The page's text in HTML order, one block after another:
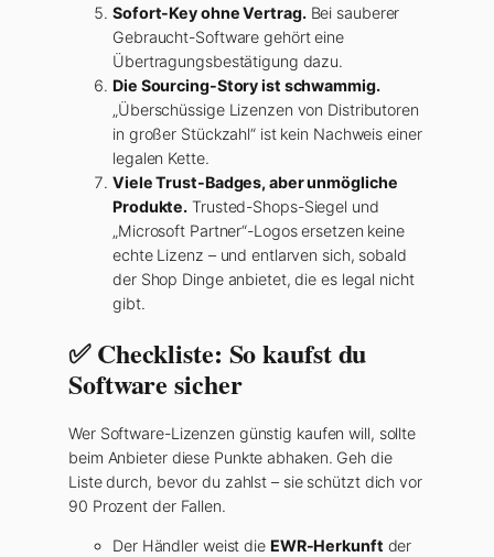
Sofort-Key ohne Vertrag.Bei sauberer
Gebraucht-Software gehört eine
Übertragungsbestätigung dazu.
Die Sourcing-Story ist schwammig.
„Überschüssige Lizenzen von Distributoren
in großer Stückzahl“ ist kein Nachweis einer
legalen Kette.
Viele Trust-Badges, aber unmögliche
Produkte. Trusted-Shops-Siegel und
„Microsoft Partner“-Logos ersetzen keine
echte Lizenz – und entlarven sich, sobald
der Shop Dinge anbietet, die es legal nicht
gibt.
✅ Checkliste: So kaufst du
Software sicher
Wer Software-Lizenzen günstig kaufen will, sollte
beim Anbieter diese Punkte abhaken. Geh die
Liste durch, bevor du zahlst – sie schützt dich vor
90 Prozent der Fallen.
Der Händler weist die EWR-Herkunft der